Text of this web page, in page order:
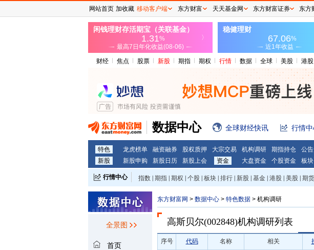
财经 焦点 股票 新股 期指 期权 行情 数据 全球 美股 港股
数据中心 全球财经快讯 行情
特色 龙虎榜单 融资融券 股权质押 大宗交易 机构调研 期指持仓 公
新股
新股申购 新股日历 新股上会 资金 大盘资金 个股资金 板
行情中心 指数 期指 期权 个股 板块 排行 新股 基金 港股 美股 期货
全景图
首页
东方财富网 > 数据中心 > 特色数据 > 机构调研
高斯贝尔(002848)机构调研列表
序号 代码 名称 相关
网站首页 加收藏 移动客户端 东方财富 天天基金网 东方财富证券 东方